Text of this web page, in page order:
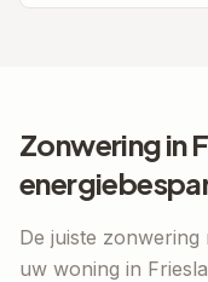
Zonwering in
De juiste
uw woning in